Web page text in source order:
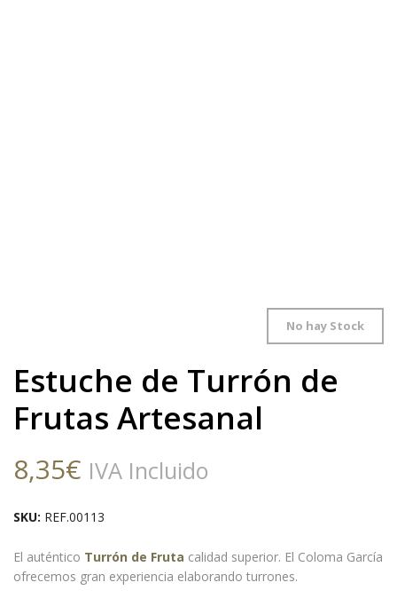
No hay Stock
Estuche de Turrón de
Frutas Artesanal
8,35€ IVA Incluido
SKU: REF.00113
El auténtico Turrón de Fruta calidad superior. El Coloma García
ofrecemos gran experiencia elaborando turrones.